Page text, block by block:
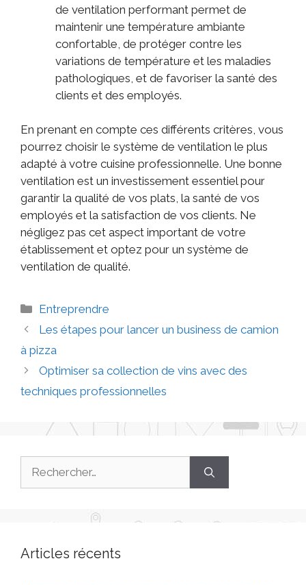
de ventilation performant permet de
maintenir une température ambiante
confortable, de protéger contre les
variations de température et les maladies
pathologiques, et de favoriser la santé des
clients et des employés.
En prenant en compte ces différents critères, vous
pourrez choisir le système de ventilation le plus
adapté à votre cuisine professionnelle. Une bonne
ventilation est un investissement essentiel pour
garantir la qualité de vos plats, la santé de vos
employés et la satisfaction de vos clients. Ne
négligez pas cet aspect important de votre
établissement et optez pour un système de
ventilation de qualité.
Entreprendre
Les étapes pour lancer un business de camion
à pizza
Optimiser sa collection de vins avec des
techniques professionnelles
Articles récents